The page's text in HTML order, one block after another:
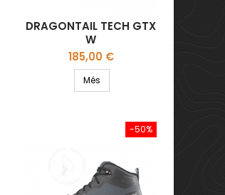
DRAGONTAIL TECH GTX
W
Preu
185,00 €
Més
-50%